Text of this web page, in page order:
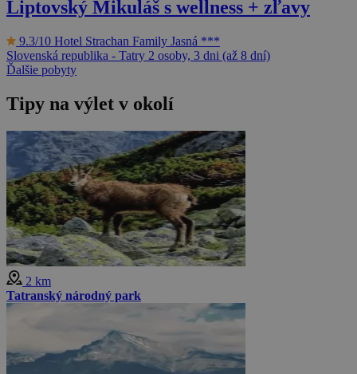
Liptovský Mikuláš s wellness + zľavy
9.3/10 Hotel Strachan Family Jasná ***
Slovenská republika - Tatry 2 osoby, 3 dni (až 8 dní)
Ďalšie pobyty
Tipy na výlet v okolí
2 km
Tatranský národný park